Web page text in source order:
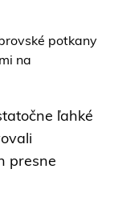
potkany
na
ľahké
presne